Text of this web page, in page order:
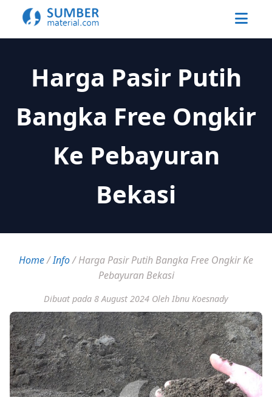
Harga Pasir Putih
Bangka Free Ongkir
Ke Pebayuran
Bekasi
Home/Info/Harga Pasir Putih Bangka Free Ongkir Ke
Pebayuran Bekasi
Dibuat pada 8 August 2024 Oleh Ibnu Koesnady